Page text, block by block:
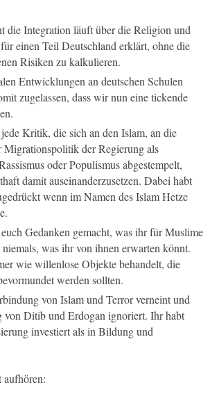
die Integration läuft über die Religion und
einen Teil Deutschland erklärt, ohne die
Risiken zu kalkulieren.
Entwicklungen an deutschen Schulen
zugelassen, dass wir nun eine tickende
Kritik, die sich an den Islam, an die
Migrationspolitik der Regierung als
oder Populismus abgestempelt,
damit auseinanderzusetzen. Dabei habt
wenn im Namen des Islam Hetze
Gedanken gemacht, was ihr für Muslime
was ihr von ihnen erwarten könnt.
wie willenlose Objekte behandelt, die
werden sollten.
von Islam und Terror verneint und
von Ditib und Erdogan ignoriert. Ihr habt
investiert als in Bildung und
aufhören: